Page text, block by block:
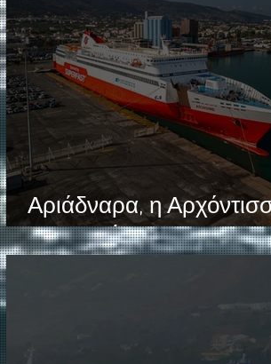
Αριάδναρα, η
του Αιγαίου